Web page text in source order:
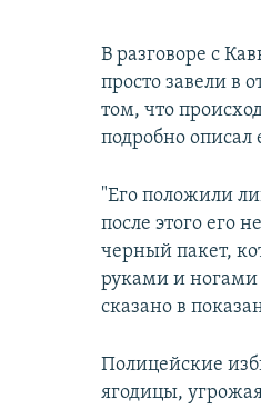
В разговоре с
просто завели в
том, что
подробно описал
"Его положили
после этого его
черный пакет,
руками и ногами
сказано в
Полицейские
ягодицы,